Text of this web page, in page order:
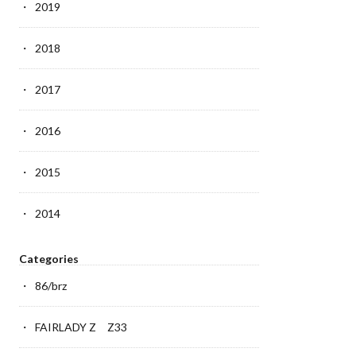
2019
2018
2017
2016
2015
2014
Categories
86/brz
FAIRLADY Z Z33